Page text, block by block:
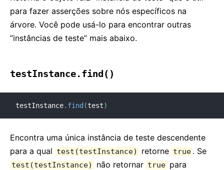
para fazer asserções sobre nós específicos na
árvore. Você pode usá-lo para encontrar outras
“instâncias de teste” mais abaixo.
testInstance.find()
testInstance. find (test)
Encontra uma única instância de teste descendente
para a qual test(testInstance) retorne true . Se
test(testInstance) não retornar true para